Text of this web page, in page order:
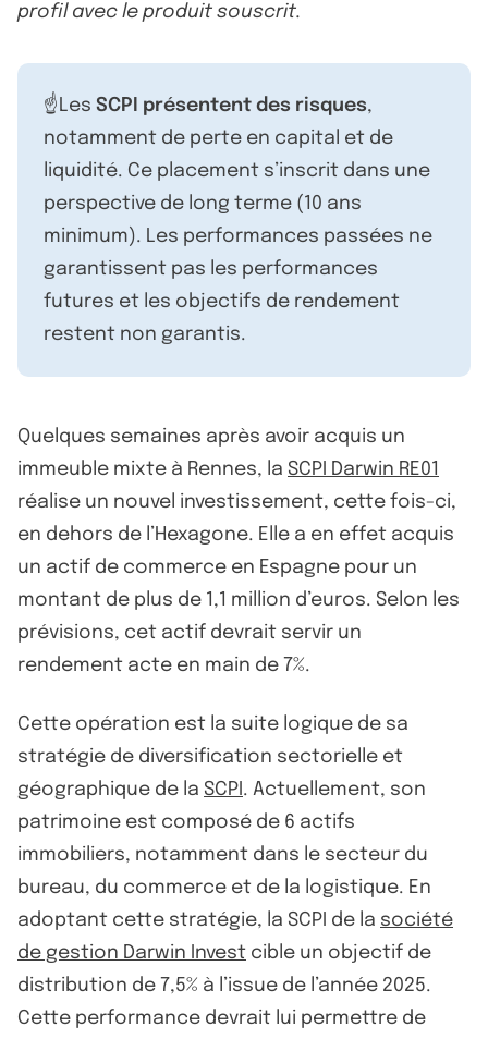
profil avec le produit souscrit.
☝️Les SCPI présentent des risques,
notamment de perte en capital et de
liquidité. Ce placement s’inscrit dans une
perspective de long terme (10 ans
minimum). Les performances passées ne
garantissent pas les performances
futures et les objectifs de rendement
restent non garantis.
Quelques semaines après avoir acquis un
immeuble mixte à Rennes, la SCPI Darwin RE01
réalise un nouvel investissement, cette fois-ci,
en dehors de l’Hexagone. Elle a en effet acquis
un actif de commerce en Espagne pour un
montant de plus de 1,1 million d’euros. Selon les
prévisions, cet actif devrait servir un
rendement acte en main de 7%.
Cette opération est la suite logique de sa
stratégie de diversification sectorielle et
géographique de la SCPI . Actuellement, son
patrimoine est composé de 6 actifs
immobiliers, notamment dans le secteur du
bureau, du commerce et de la logistique. En
adoptant cette stratégie, la SCPI de la société
de gestion Darwin Invest cible un objectif de
distribution de 7,5% à l’issue de l’année 2025.
Cette performance devrait lui permettre de